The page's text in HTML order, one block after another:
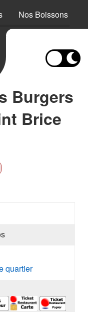
Nos Boissons
Burgers
Brice
quartier